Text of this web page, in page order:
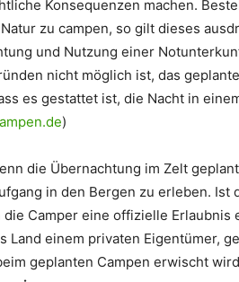
Konsequenzen machen.
zu campen, so gilt dieses
und Nutzung einer
nicht möglich ist, das
es gestattet ist, die Nacht in
)
die Übernachtung im Zelt
in den Bergen zu erleben. Ist
Camper eine offizielle
Land einem privaten Eigentümer,
geplanten Campen erwischt